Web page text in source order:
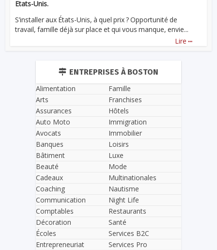
Etats-Unis.
S’installer aux États-Unis, à quel prix ? Opportunité de
travail, famille déjà sur place et qui vous manque, envie...
Lire ...
ENTREPRISES À BOSTON
Alimentation
Arts
Assurances
Auto Moto
Avocats
Banques
Bâtiment
Beauté
Cadeaux
Coaching
Communication
Comptables
Décoration
Écoles
Entrepreneuriat
Famille
Franchises
Hôtels
Immigration
Immobilier
Loisirs
Luxe
Mode
Multinationales
Nautisme
Night Life
Restaurants
Santé
Services B2C
Services Pro